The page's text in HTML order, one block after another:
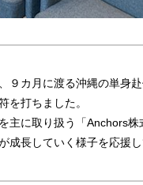
９カ月に渡る沖縄の単身
を打ちました。
に取り扱う「Anchors株
成長していく様子を応援